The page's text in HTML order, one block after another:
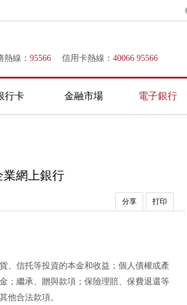
熱線： 95566 信用卡熱線： 40066 95566
行卡 金融市場 電子銀行
網上銀行
分享 打印
、信托等投資的本金和收益；個人債權或產
；繼承、贈與款項；保險理賠、保費退還等
他合法款項。